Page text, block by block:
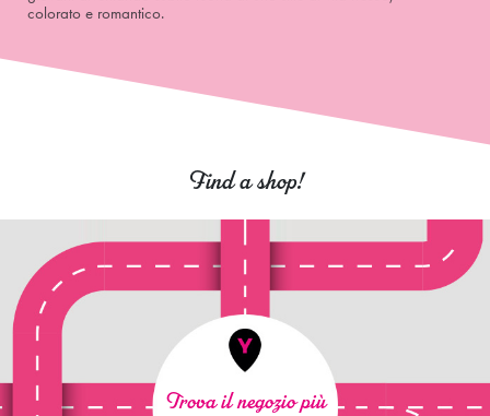
colorato e romantico.
Find a shop!
Trova il negozio più